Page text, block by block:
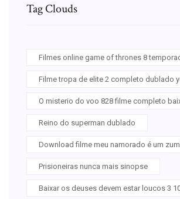
Tag Clouds
Filmes online game of thrones 8
Filme tropa de elite 2 completo dublado
O misterio do voo 828 filme completo
Reino do superman dublado
Download filme meu namorado é um
Prisioneiras nunca mais sinopse
Baixar os deuses devem estar loucos 3